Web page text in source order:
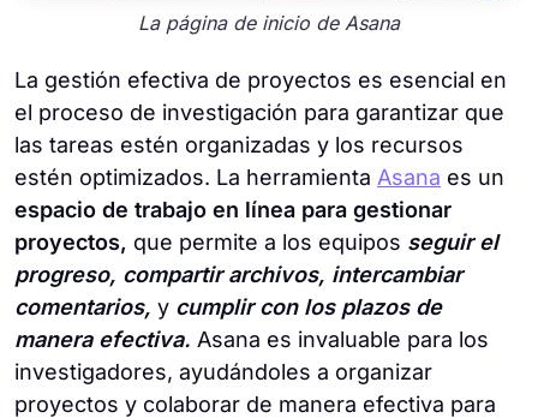
La página de inicio de Asana
La gestión efectiva de proyectos es esencial en
el proceso de investigación para garantizar que
las tareas estén organizadas y los recursos
estén optimizados. La herramienta Asana es un
espacio de trabajo en línea para gestionar
proyectos, que permite a los equipos seguir el
progreso, compartir archivos, intercambiar
comentarios, y cumplir con los plazos de
manera efectiva. Asana es invaluable para los
investigadores, ayudándoles a organizar
proyectos y colaborar de manera efectiva para